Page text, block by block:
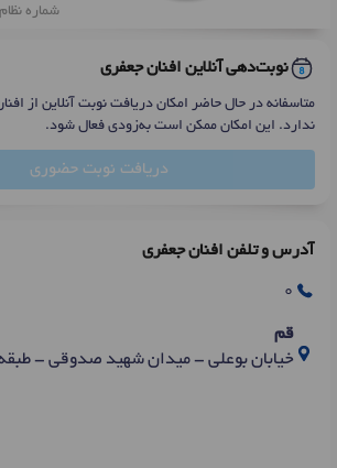
شماره
نوبت‌دهی آنلاین افنان جعفری
متاسفانه در حال حاضر امکان دریافت نوبت آنلاین از
ندارد. این امکان ممکن است به‌زودی فعال شود.
دریافت نوبت حضوری
آدرس و تلفن افنان جعفری
0
قم
خیابان بوعلی - میدان شهید صدوقی - طبقه